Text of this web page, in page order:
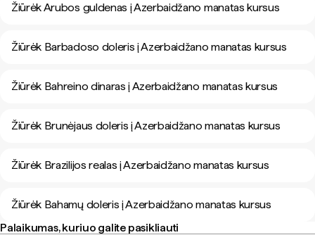
Žiūrėk Arubos guldenas į Azerbaidžano manatas kursus
Žiūrėk Barbadoso doleris į Azerbaidžano manatas kursus
Žiūrėk Bahreino dinaras į Azerbaidžano manatas kursus
Žiūrėk Brunėjaus doleris į Azerbaidžano manatas kursus
Žiūrėk Brazilijos realas į Azerbaidžano manatas kursus
Žiūrėk Bahamų doleris į Azerbaidžano manatas kursus
Palaikumas, kuriuo galite pasikliauti